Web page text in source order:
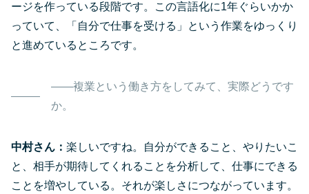
ージを作っている段階です。この言語化に1年ぐらいかか
っていて、「自分で仕事を受ける」という作業をゆっくり
と進めているところです。
――複業という働き方をしてみて、実際どうです
か。
中村さん： 楽しいですね。自分ができること、やりたいこ
と、相手が期待してくれることを分析して、仕事にできる
ことを増やしている。それが楽しさにつながっています。